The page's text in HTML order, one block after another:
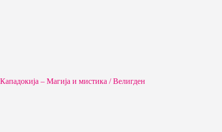
Кападокија – Магија и мистика / Велигден